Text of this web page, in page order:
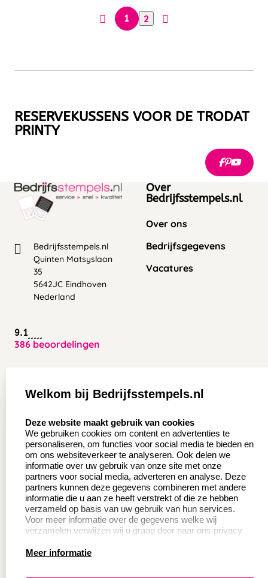
1 2
RESERVEKUSSENS VOOR DE TRODAT
PRINTY
Bedrijfsstempels.nl
Quinten Matsyslaan
35
5642JC Eindhoven
Nederland
9.1
386 beoordelingen
Over
Bedrijfsstempels.nl
Over ons
Bedrijfsgegevens
Vacatures
Aanvraag op maat
Wederverkoper
worden
Sale
Betaling & Verzending
Contact opnemen
Veel gestelde vragen
Retourneren
Herroepingsrecht
Productinformatie:
Instructie voor
Welkom bij Bedrijfsstempels.nl
Deze website maakt gebruik van cookies
We gebruiken cookies om content en advertenties te
personaliseren, om functies voor social media te bieden en
om ons websiteverkeer te analyseren. Ook delen we
informatie over uw gebruik van onze site met onze
partners voor social media, adverteren en analyse. Deze
partners kunnen deze gegevens combineren met andere
informatie die u aan ze heeft verstrekt of die ze hebben
verzameld op basis van uw gebruik van hun services.
Voor meer informatie over de gegevens welke wij
verzamelen verwijzen wij u graag door naar ons privacy
Meer informatie